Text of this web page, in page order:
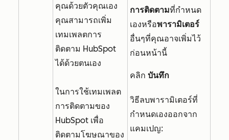
คุณด้วยตัวคุณเอง
คุณสามารถเพิ่ม
เทมเพลตการ
ติดตาม HubSpot
ได้ด้วยตนเอง
ในการใช้เทมเพลต
การติดตามของ
HubSpot เพื่อ
ติดตามโฆษณาของ
การติดตามที่กำหนด
เองหรือพารามิเตอร์
อื่นๆที่คุณอาจเพิ่มไว้
ก่อนหน้านี้
คลิก บันทึก
วิธีลบพารามิเตอร์ที่
กำหนดเองออกจาก
แคมเปญ: